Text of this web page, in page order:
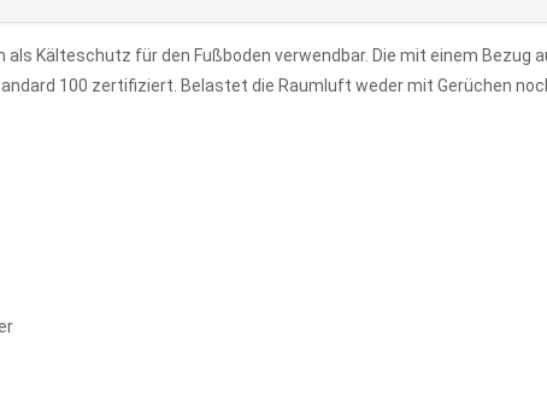
als Kälteschutz für den Fußboden verwendbar. Die mit einem
100 zertifiziert. Belastet die Raumluft weder mit Gerüchen